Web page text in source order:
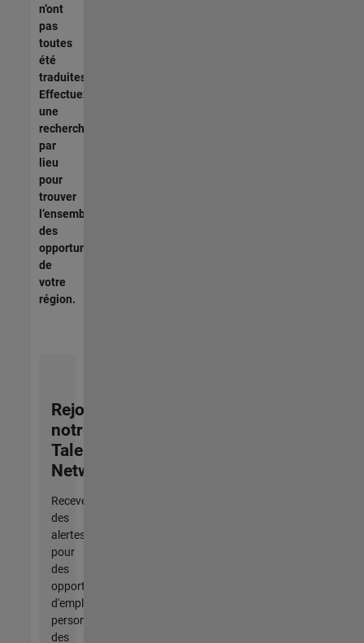
n’ont
pas
toutes
été
traduites.
Effectuez
une
recherche
par
lieu
pour
trouver
l’ensemble
des
opportunités
de
votre
région.
Rejoignez
notre
Talent
Network
Recevez
des
alertes
pour
des
opportunités
d'emploi
personnalisées,
des